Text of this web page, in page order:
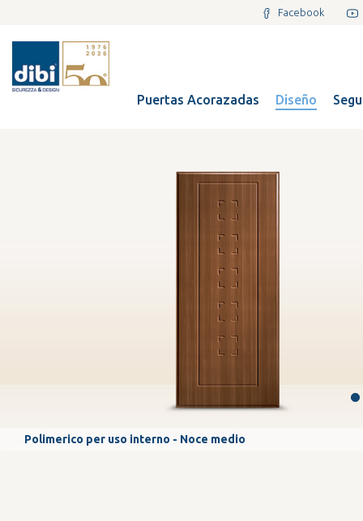
Facebook
Puertas Acorazadas Diseño
Polimerico per uso interno - Noce medio